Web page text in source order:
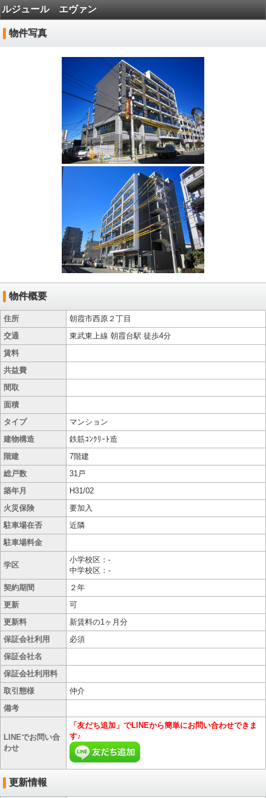
ルジュール エヴァン
物件写真
物件概要
住所
朝霞市西原２丁目
交通
東武東上線 朝霞台駅 徒歩4分
賃料
共益費
間取
面積
タイプ
マンション
建物構造
鉄筋ｺﾝｸﾘｰﾄ造
階建
7階建
総戸数
31戸
築年月
H31/02
火災保険
要加入
駐車場在否
近隣
駐車場料金
学区
小学校区：-
中学校区：-
契約期間
２年
更新
可
更新料
新賃料の1ヶ月分
保証会社利用
必須
保証会社名
保証会社利用料
取引態様
仲介
備考
LINEでお問い合
わせ
「友だち追加」でLINEから簡単にお問い合わせできま
す♪
更新情報